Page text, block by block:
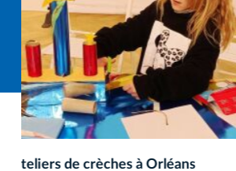
La Directrice des Musées